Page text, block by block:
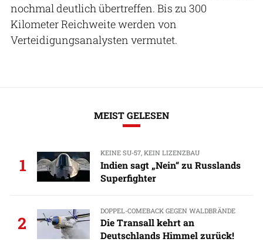
nochmal deutlich übertreffen. Bis zu 300
Kilometer Reichweite werden von
Verteidigungsanalysten vermutet.
MEIST GELESEN
1
KEINE SU-57, KEIN LIZENZBAU
Indien sagt „Nein“ zu Russlands
Superfighter
2
DOPPEL-COMEBACK GEGEN WALDBRÄNDE
Die Transall kehrt an
Deutschlands Himmel zurück!